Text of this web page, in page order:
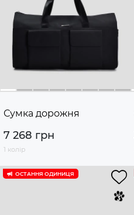
Сумка дорожня
7 268 грн
1 колір
ОСТАННЯ ОДИНИЦЯ